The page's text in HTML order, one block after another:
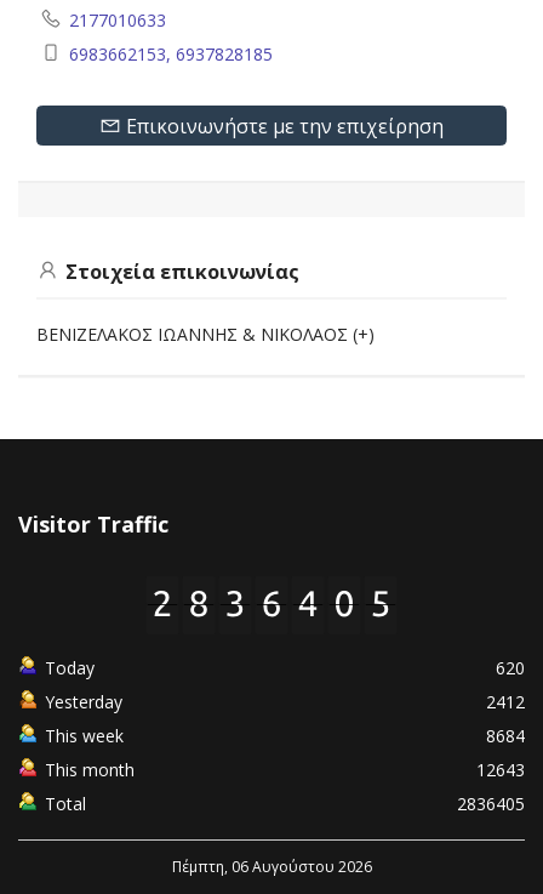
2177010633
6983662153, 6937828185
Επικοινωνήστε με την επιχείρηση
Στοιχεία επικοινωνίας
ΒΕΝΙΖΕΛΑΚΟΣ ΙΩΑΝΝΗΣ & ΝΙΚΟΛΑΟΣ (+)
Visitor Traffic
Today
620
Yesterday
2412
This week
8684
This month
12643
Total
2836405
Πέμπτη, 06 Αυγούστου 2026